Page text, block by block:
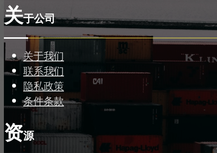
关于公司
关于我们
联系我们
隐私政策
条件条款
资源